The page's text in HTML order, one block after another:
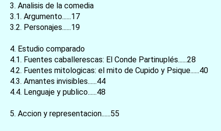
3. Analisis de la comedia
3.1. Argumento......17
3.2. Personajes......19
4. Estudio comparado
4.1. Fuentes caballerescas: El Conde Partinuplés......28
4.2. Fuentes mitologicas: el mito de Cupido y Psique......40
4.3. Amantes invisibles......44
4.4. Lenguaje y publico......48
5. Accion y representacion......55